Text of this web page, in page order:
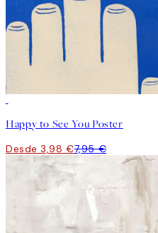
Happy to See You Poster
Desde 3,98 €7,95 €